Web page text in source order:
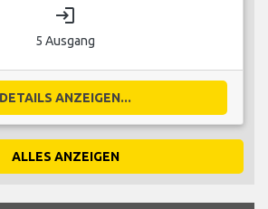
login
5 Ausgang
DETAILS ANZEIGEN...
ALLES ANZEIGEN